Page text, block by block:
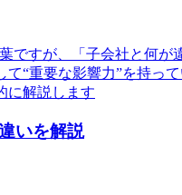
すが、「子会社と何
“重要な影響力”を持
に解説します
いを解説